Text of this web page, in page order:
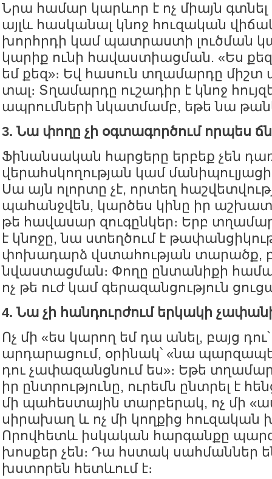
Նրա համար կարևոր է ոչ միայն գտնել
այլև հասկանալ կնոջ հուզական
խորհրդի կամ պատրաստի լուծման
կարիք ունի հավաստիացման. «Ես քեզ
եմ քեզ»։ Եվ հասուն տղամարդը
տալ։ Տղամարդը ուշադիր է կնոջ
ապրումների նկատմամբ, եթե նա
3. Նա փողը չի օգտագործում որպես
Ֆինանսական հարցերը երբեք չեն
վերահսկողության կամ
Սա այն ոլորտը չէ, որտեղ
պահանջվեն, կարծես կինը իր
թե հավասար զուգընկեր։ Երբ
է կնոջը, նա ստեղծում է
փոխադարձ վստահության տարածք,
նվաստացման։ Փողը ընտանիքի համար
ոչ թե ուժ կամ գերազանցություն
4. Նա չի հանդուրժում երկակի
Ոչ մի «ես կարող եմ դա անել, բայց դու՝
արդարացում, օրինակ՝ «նա
դու չափազանցնում ես»։ Եթե
իր ընտրությունը, ուրեմն ընտրել է
մի պահեստային տարբերակ, ոչ մի
սիրախաղ և ոչ մի կողքից հուզական
Որովհետև իսկական հարգանքը
խոսքեր չեն։ Դա հստակ սահմաններ
խստորեն հետևում է։